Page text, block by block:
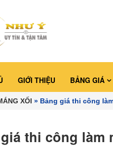
GIỚI THIỆU BẢNG GIÁ
XỐI » Bảng giá thi công
thi công làm